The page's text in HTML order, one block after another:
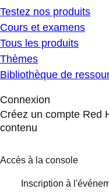
Testez nos produits
Cours et examens
Tous les produits
Thèmes
Bibliothèque de
Connexion
Créez un compte Red
contenu
Accès à la console
Inscription à